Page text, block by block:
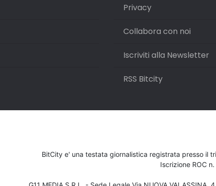
Privacy
Collabora con noi
Iscriviti alla Newsletter
RSS Bitcity
BitCity e' una testata giornalistica registrata presso il
Iscrizione ROC